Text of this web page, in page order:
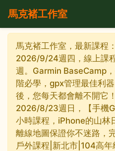
馬克褚工作室
馬克褚工作室，最新課程：
2026/9/24週四，線上課
週。Garmin BaseCamp
階必學，gpx管理最佳利
後，您每天都會離不開它！
2026/8/23週日，【手機
小時課程，iPhone的山林
離線地圖保證你不迷路，
戶外課程|新北市|104高年